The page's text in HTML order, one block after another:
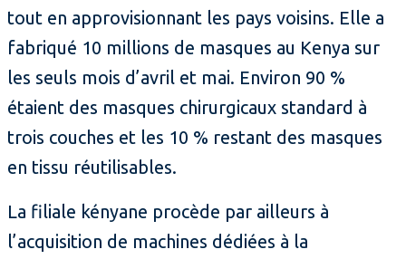
tout en approvisionnant les pays voisins. Elle a
fabriqué 10 millions de masques au Kenya sur
les seuls mois d’avril et mai. Environ 90 %
étaient des masques chirurgicaux standard à
trois couches et les 10 % restant des masques
en tissu réutilisables.
La filiale kényane procède par ailleurs à
l’acquisition de machines dédiées à la